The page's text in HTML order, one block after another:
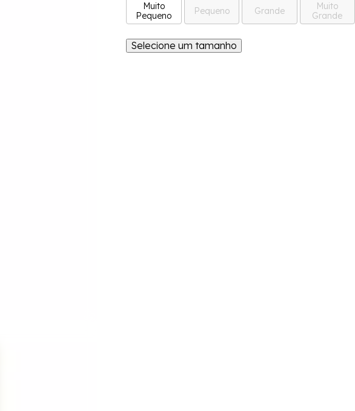
Muito
Pequeno
Pequeno Grande
Muito
Grande
Selecione um tamanho